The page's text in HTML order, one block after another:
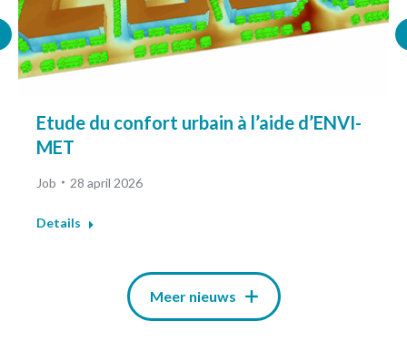
Etude du confort urbain à l’aide d’ENVI-
MET
Job 28 april 2026
Details
Meer nieuws